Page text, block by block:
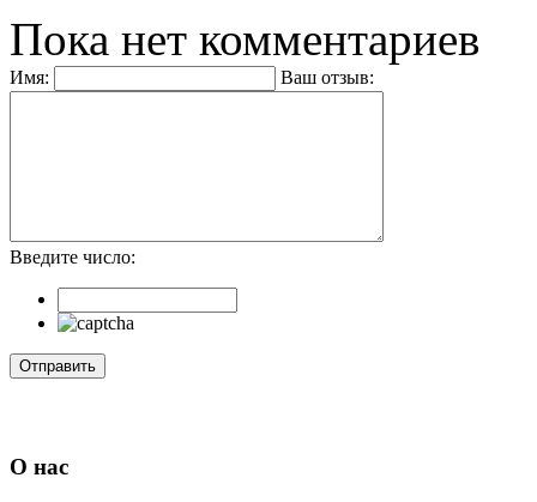
Пока нет комментариев
Имя: Ваш отзыв:
Введите число:
О нас